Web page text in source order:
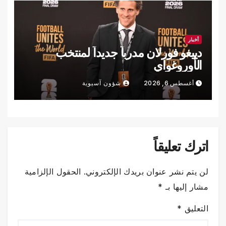
أخبار
دييغو فورلان مدرباً جديداً لمنتخب
الأوروغواي
أغسطس 6, 2026 شؤون آسيوية
اترك تعليقاً
لن يتم نشر عنوان بريدك الإلكتروني. الحقول الإلزامية
مشار إليها بـ *
التعليق *